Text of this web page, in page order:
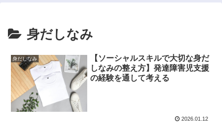
身だしなみ
身だしなみ
【ソーシャルスキルで大切な身だ
しなみの整え方】発達障害児支援
の経験を通して考える
2026.01.12